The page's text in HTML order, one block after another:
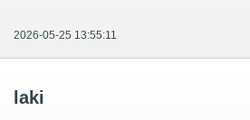
2026-05-25 13:55:11
laki